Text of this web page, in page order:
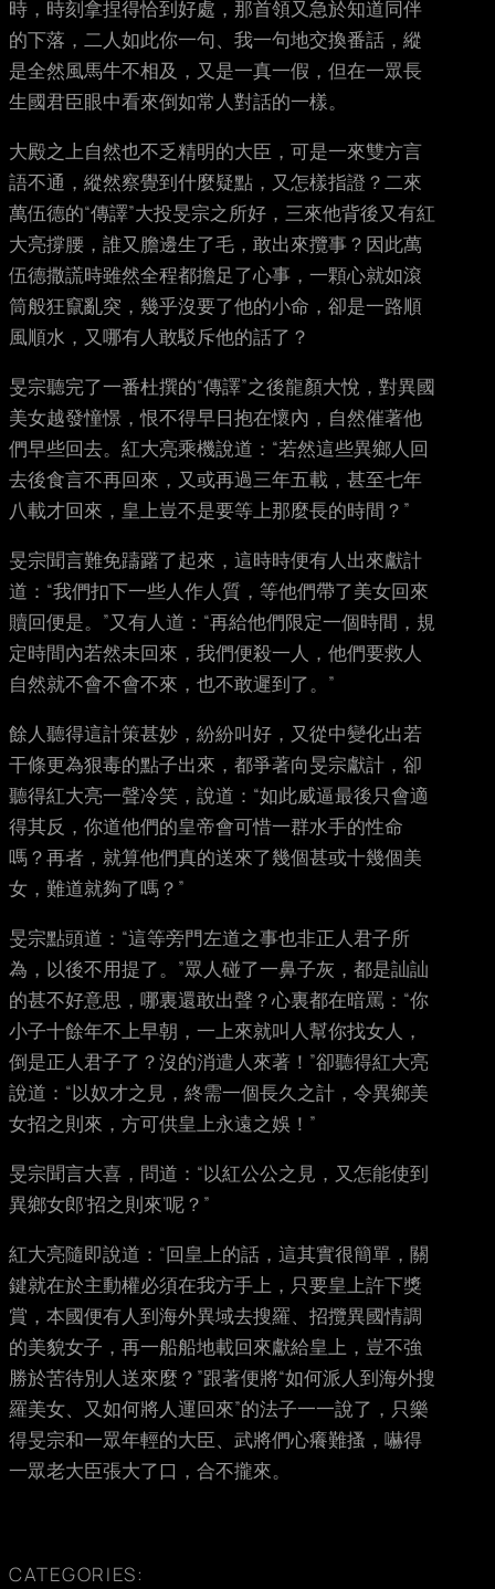
時，時刻拿捏得恰到好處，那首領又急於知道同伴
的下落，二人如此你一句、我一句地交換番話，縱
是全然風馬牛不相及，又是一真一假，但在一眾長
生國君臣眼中看來倒如常人對話的一樣。
大殿之上自然也不乏精明的大臣，可是一來雙方言
語不通，縱然察覺到什麼疑點，又怎樣指證？二來
萬伍德的“傳譯”大投旻宗之所好，三來他背後又有紅
大亮撐腰，誰又膽邊生了毛，敢出來攬事？因此萬
伍德撒謊時雖然全程都擔足了心事，一顆心就如滾
筒般狂竄亂突，幾乎沒要了他的小命，卻是一路順
風順水，又哪有人敢駁斥他的話了？
旻宗聽完了一番杜撰的“傳譯”之後龍顏大悅，對異國
美女越發憧憬，恨不得早日抱在懷內，自然催著他
們早些回去。紅大亮乘機說道：“若然這些異鄉人回
去後食言不再回來，又或再過三年五載，甚至七年
八載才回來，皇上豈不是要等上那麼長的時間？”
旻宗聞言難免躊躇了起來，這時時便有人出來獻計
道：“我們扣下一些人作人質，等他們帶了美女回來
贖回便是。”又有人道：“再給他們限定一個時間，規
定時間內若然未回來，我們便殺一人，他們要救人
自然就不會不會不來，也不敢遲到了。”
餘人聽得這計策甚妙，紛紛叫好，又從中變化出若
干條更為狠毒的點子出來，都爭著向旻宗獻計，卻
聽得紅大亮一聲冷笑，說道：“如此威逼最後只會適
得其反，你道他們的皇帝會可惜一群水手的性命
嗎？再者，就算他們真的送來了幾個甚或十幾個美
女，難道就夠了嗎？”
旻宗點頭道：“這等旁門左道之事也非正人君子所
為，以後不用提了。”眾人碰了一鼻子灰，都是訕訕
的甚不好意思，哪裏還敢出聲？心裏都在暗罵：“你
小子十餘年不上早朝，一上來就叫人幫你找女人，
倒是正人君子了？沒的消遣人來著！”卻聽得紅大亮
說道：“以奴才之見，終需一個長久之計，令異鄉美
女招之則來，方可供皇上永遠之娛！”
旻宗聞言大喜，問道：“以紅公公之見，又怎能使到
異鄉女郎‘招之則來’呢？”
紅大亮隨即說道：“回皇上的話，這其實很簡單，關
鍵就在於主動權必須在我方手上，只要皇上許下獎
賞，本國便有人到海外異域去搜羅、招攬異國情調
的美貌女子，再一船船地載回來獻給皇上，豈不強
勝於苦待別人送來麼？”跟著便將“如何派人到海外搜
羅美女、又如何將人運回來”的法子一一說了，只樂
得旻宗和一眾年輕的大臣、武將們心癢難搔，嚇得
一眾老大臣張大了口，合不攏來。
CATEGORIES: